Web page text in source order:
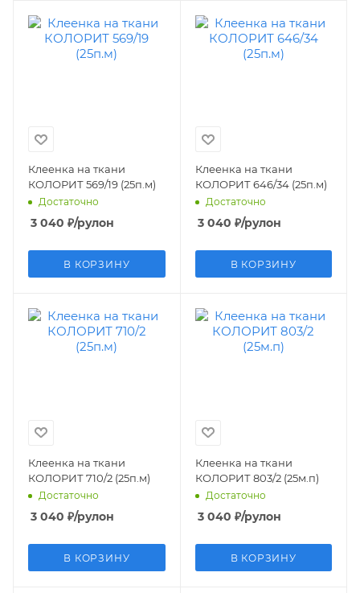
Клеенка на ткани
КОЛОРИТ 569/19 (25п.м)
Достаточно
3 040 ₽/рулон
В КОРЗИНУ
Клеенка на ткани
КОЛОРИТ 646/34 (25п.м)
Достаточно
3 040 ₽/рулон
В КОРЗИНУ
Клеенка на ткани
КОЛОРИТ 710/2 (25п.м)
Достаточно
3 040 ₽/рулон
В КОРЗИНУ
Клеенка на ткани
КОЛОРИТ 803/2 (25м.п)
Достаточно
3 040 ₽/рулон
В КОРЗИНУ